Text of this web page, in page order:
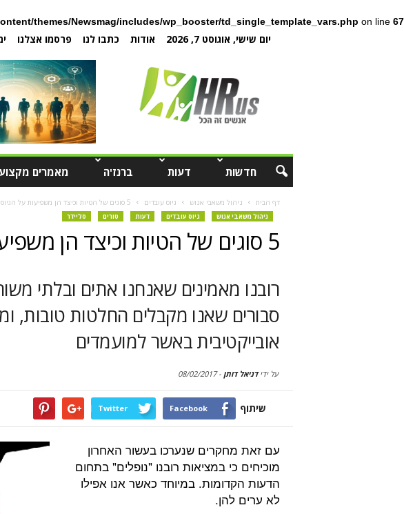
themes/Newsmag/includes/wp_booster/td_single_template_vars.php on line 67
יום שישי, אוגוסט 7, 2026 אודות כתבו לנו פרסמו אצלנו
חדשות דעות ברנז'ה מאמרים
דף הבית ניהול משאבי אנוש גיוס עובדים 5 סוגים של הטיות וכיצד הן משפיעות על הגיוס
ניהול משאבי אנוש גיוס עובדים דעות טורים סליידר
5 סוגים של הטיות וכיצד הן משפיעות על הגיוס
רובנו מאמינים שאנחנו אתים ובלתי
סבורים שאנו מקבלים החלטות טובות,
אובייקטיבית באשר למועמדים
על ידידניאל דותן -
08/02/2017
שיתוף Facebook
Twitter
עם זאת מחקרים שנערכו בעשור האחרון
מוכיחים כי במציאות רובנו "נופלים" בתחום
הדעות הקדומות. במיוחד כאשר אנו אפילו
לא ערים להן.